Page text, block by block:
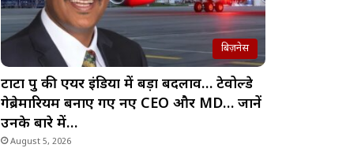
बिज़नेस
टाटा ग्रुप की एयर इंडिया में बड़ा बदलाव… टेवोल्डे
गेब्रेमारियम बनाए गए नए CEO और MD… जानें
उनके बारे में…
August 5, 2026